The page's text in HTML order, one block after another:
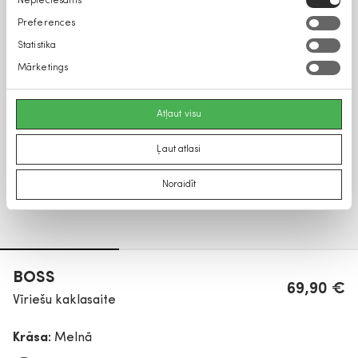
izvēle
Preferences
Statistika
Mārketings
Atļaut visu
Ļaut atlasi
Noraidīt
BOSS
Vīriešu kaklasaite
69,90 €
Krāsa: Melnā